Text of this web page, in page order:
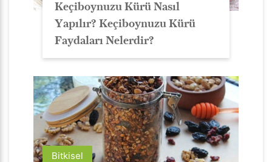
Keçiboynuzu Kürü Nasıl
Yapılır? Keçiboynuzu Kürü
Faydaları Nelerdir?
Bitkisel